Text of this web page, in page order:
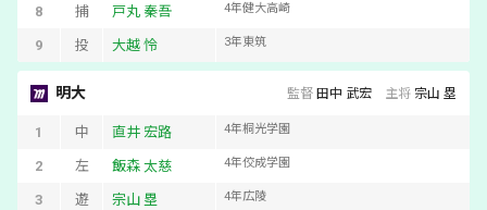
8 捕 戸丸 秦吾 4年健大高崎
9 投 大越 怜 3年東筑
明大 監督 田中 武宏 主将 宗山 塁
1 中 直井 宏路 4年桐光学園
2 左 飯森 太慈 4年佼成学園
3 遊 宗山 塁 4年広陵